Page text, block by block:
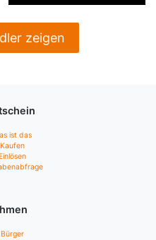
zeigen
ist das
Kaufen
Einlösen
Bürger